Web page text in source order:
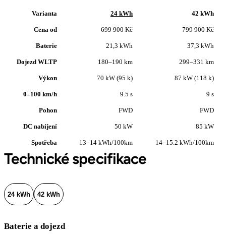
Varianta 24 kWh 42 kWh
Cena od 699 900 Kč 799 900 Kč
Baterie 21,3 kWh 37,3 kWh
Dojezd WLTP 180–190 km 299–331 km
Výkon 70 kW (95 k) 87 kW (118 k)
0–100 km/h 9.5 s 9 s
Pohon FWD FWD
DC nabíjení 50 kW 85 kW
Spotřeba 13–14 kWh/100km 14–15.2 kWh/100km
Technické specifikace
24 kWh 42 kWh
Baterie a dojezd